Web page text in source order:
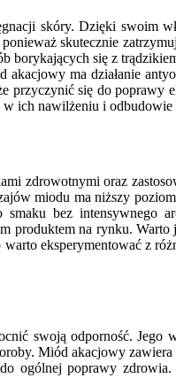
skóry. Dzięki swoim
skutecznie
borykających się z
ma działanie
przyczynić się do poprawy
ich nawilżeniu i odbudowie
zdrowotnymi oraz
miodu ma niższy
bez intensywnego
na rynku. Warto
eksperymentować z
swoją odporność. Jego
Miód akacjowy
ogólnej poprawy